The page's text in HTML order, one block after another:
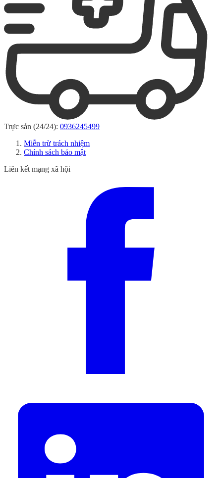
Trực sản (24/24): 0936245499
Miễn trừ trách nhiệm
Chính sách bảo mật
Liên kết mạng xã hội